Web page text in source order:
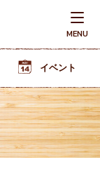
MENU
イベント